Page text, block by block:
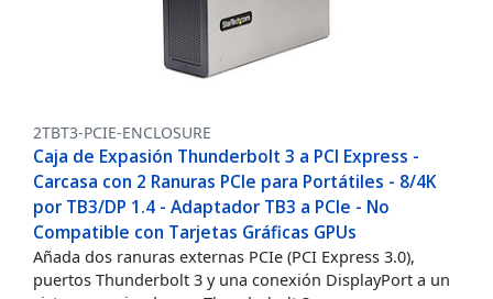
2TBT3-PCIE-ENCLOSURE
Caja de Expasión Thunderbolt 3 a PCI Express -
Carcasa con 2 Ranuras PCIe para Portátiles - 8/4K
por TB3/DP 1.4 - Adaptador TB3 a PCIe - No
Compatible con Tarjetas Gráficas GPUs
Añada dos ranuras externas PCIe (PCI Express 3.0),
puertos Thunderbolt 3 y una conexión DisplayPort a un